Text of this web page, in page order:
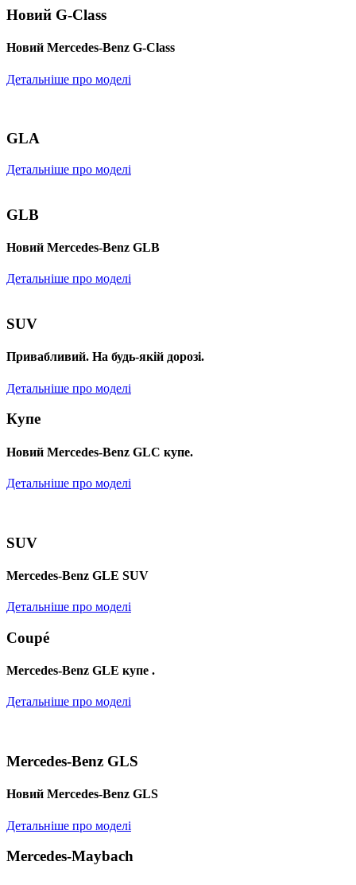
Новий G-Class
Новий Mercedes-Benz G-Class
Детальніше про моделі
GLA
Детальніше про моделі
GLB
Новий Mercedes-Benz GLB
Детальніше про моделі
SUV
Привабливий. На будь-якій дорозі.
Детальніше про моделі
Купе
Новий Mercedes-Benz GLС купе.
Детальніше про моделі
SUV
Mercedes-Benz GLE SUV
Детальніше про моделі
Coupé
Mercedes-Benz GLE купе .
Детальніше про моделі
Mercedes-Benz GLS
Новий Mercedes-Benz GLS
Детальніше про моделі
Mercedes-Maybach